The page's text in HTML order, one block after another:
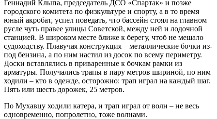
Геннадий Клыпа, председатель ДСО «Спартак» и позже
городского комитета по физкультуре и спорту, а в то время
юный акробат, успел поведать, что бассейн стоял на главном
русле чуть правее улицы Советской, между ней и лодочной
станцией. В широком месте ближе к берегу, чтоб не мешало
судоходству. Плавучая конструкция – металлические бочки из-
под бензина, а по ним настил из досок по всему периметру.
Доски вставлялись в приваренные к бочкам рамки из
арматуры. Получались трапы в пару метров шириной, по ним
ходили – кто в одежде, осторожно: трап играл на каждый шаг.
Пять или шесть дорожек, 25 метров.
По Мухавцу ходили катера, и трап играл от волн – не весь
одновременно, попролетно, тоже волнами.